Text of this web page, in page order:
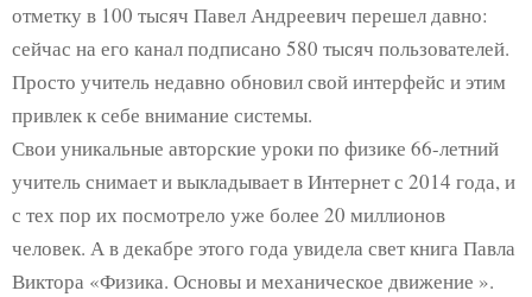
отметку в 100 тысяч Павел Андреевич перешел давно:
сейчас на его канал подписано 580 тысяч пользователей.
Просто учитель недавно обновил свой интерфейс и этим
привлек к себе внимание системы.
Свои уникальные авторские уроки по физике 66-летний
учитель снимает и выкладывает в Интернет с 2014 года, и
с тех пор их посмотрело уже более 20 миллионов
человек. А в декабре этого года увидела свет книга Павла
Виктора «Физика. Основы и механическое движение ».